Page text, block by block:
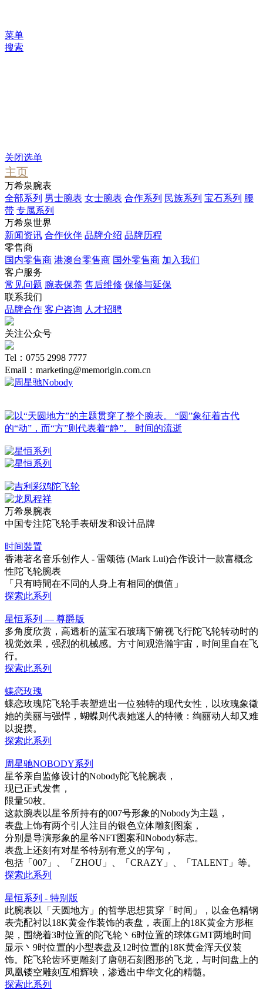
菜单
搜索
关闭选单
主页
万希泉腕表
全部系列 男士腕表 女士腕表 合作系列 民族系列 宝石系列 腰
带 专属系列
万希泉世界
新闻资讯 合作伙伴 品牌介绍 品牌历程
零售商
国内零售商 港澳台零售商 国外零售商 加入我们
客户服务
常见问题 腕表保养 售后维修 保修与延保
联系我们
品牌合作 客户咨询 人才招聘
关注公众号
Tel：0755 2998 7777
Email：marketing@memorigin.com.cn
万希泉腕表
中国专注陀飞轮手表研发和设计品牌
时间裝置
香港著名音乐创作人 - 雷颂德 (Mark Lui)合作设计一款富概念
性陀飞轮腕表
「只有時間在不同的人身上有相同的價值」
探索此系列
星恒系列 — 尊爵版
多角度欣赏，高透析的蓝宝石玻璃下俯视飞行陀飞轮转动时的
视觉效果，强烈的机械感。方寸间观浩瀚宇宙，时间里自在飞
行。
探索此系列
蝶恋玫瑰
蝶恋玫瑰陀飞轮手表塑造出一位独特的现代女性，以玫瑰象徵
她的美丽与强悍，蝴蝶则代表她迷人的特徵：绚丽动人却又难
以捉摸。
探索此系列
周星驰NOBODY系列
星爷亲自监修设计的Nobody陀飞轮腕表，
现已正式发售，
限量50枚。
这款腕表以星爷所持有的007号形象的Nobody为主题，
表盘上饰有两个引人注目的银色立体雕刻图案，
分别是导演形象的星爷NFT图案和Nobody标志。
表盘上还刻有对星爷特别有意义的字句，
包括「007」、「ZHOU」、「CRAZY」、「TALENT」等。
探索此系列
星恒系列 - 特别版
此腕表以「天圆地方」的哲学思想贯穿「时间」，以金色精钢
表壳配衬以18K黄金作装饰的表盘，表面上的18K黄金方形框
架，围绕着3时位置的陀飞轮丶6时位置的球体GMT两地时间
显示丶9时位置的小型表盘及12时位置的18K黄金浑天仪装
饰。陀飞轮齿环更雕刻了唐朝石刻图形的飞龙，与时间盘上的
凤凰镂空雕刻互相辉映，渗透出中华文化的精髓。
探索此系列